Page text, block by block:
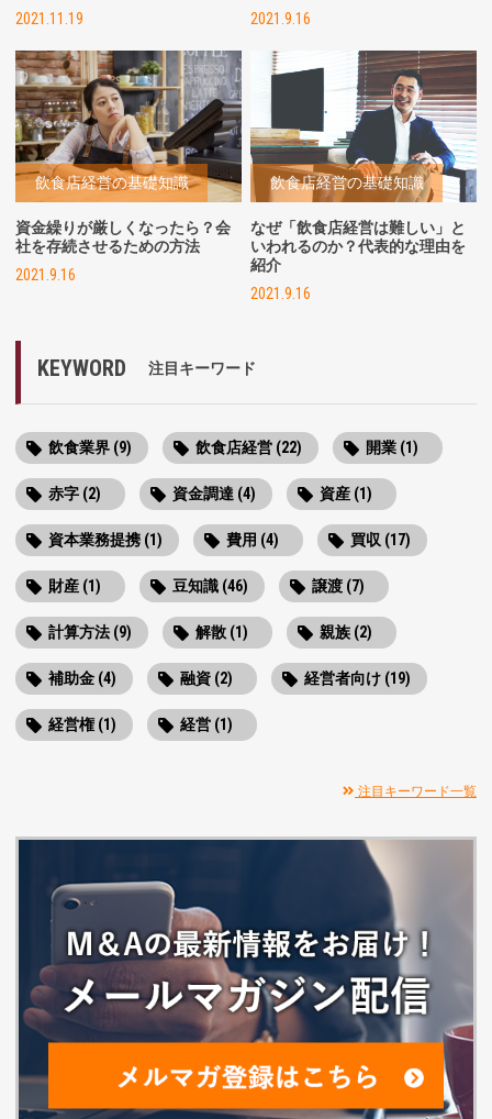
2021.11.19
2021.9.16
飲食店経営の基礎知識
資金繰りが厳しくなったら？会
社を存続させるための方法
2021.9.16
飲食店経営の基礎知識
なぜ「飲食店経営は難しい」と
いわれるのか？代表的な理由を
紹介
2021.9.16
KEYWORD 注目キーワード
飲食業界 (9) 飲食店経営 (22) 開業 (1)
赤字 (2) 資金調達 (4) 資産 (1)
資本業務提携 (1) 費用 (4) 買収 (17)
財産 (1) 豆知識 (46) 譲渡 (7)
計算方法 (9) 解散 (1) 親族 (2)
補助金 (4) 融資 (2) 経営者向け (19)
経営権 (1) 経営 (1)
注目キーワード一覧